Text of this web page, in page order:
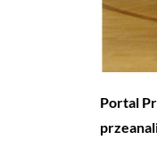
Portal